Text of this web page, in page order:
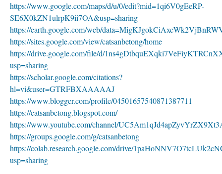
https://www.google.com/maps/d/u/0/edit?mid=1qi6V0gEeRP-
SE6X0kZN1ulrpK9ii7OA&usp=sharing
https://earth.google.com/web/
https://sites.google.com/view/catsanbetong/home
https://drive.google.com/file/d/
usp=sharing
https://scholar.google.com/citations?
hl=vi&user=GTRFBXAAAAAJ
https://www.blogger.com/profile/04501657540871387711
https://catsanbetong.blogspot.com/
https://www.youtube.com/channel/
https://groups.google.com/g/catsanbetong
https://colab.research.google.com/drive/
usp=sharing